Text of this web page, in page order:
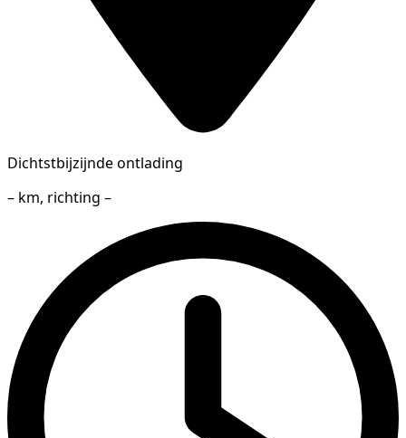
Dichtstbijzijnde ontlading
– km, richting –